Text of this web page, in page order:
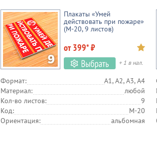
Плакаты «Умей
действовать при пожаре»
(М-20, 9 листов)
от 399* ₽
+ 1 в нал.
Формат:
А1, А2, А3, А4
Материал:
любой
Кол-во листов:
9
Код:
М-20
Ориентация:
альбомная